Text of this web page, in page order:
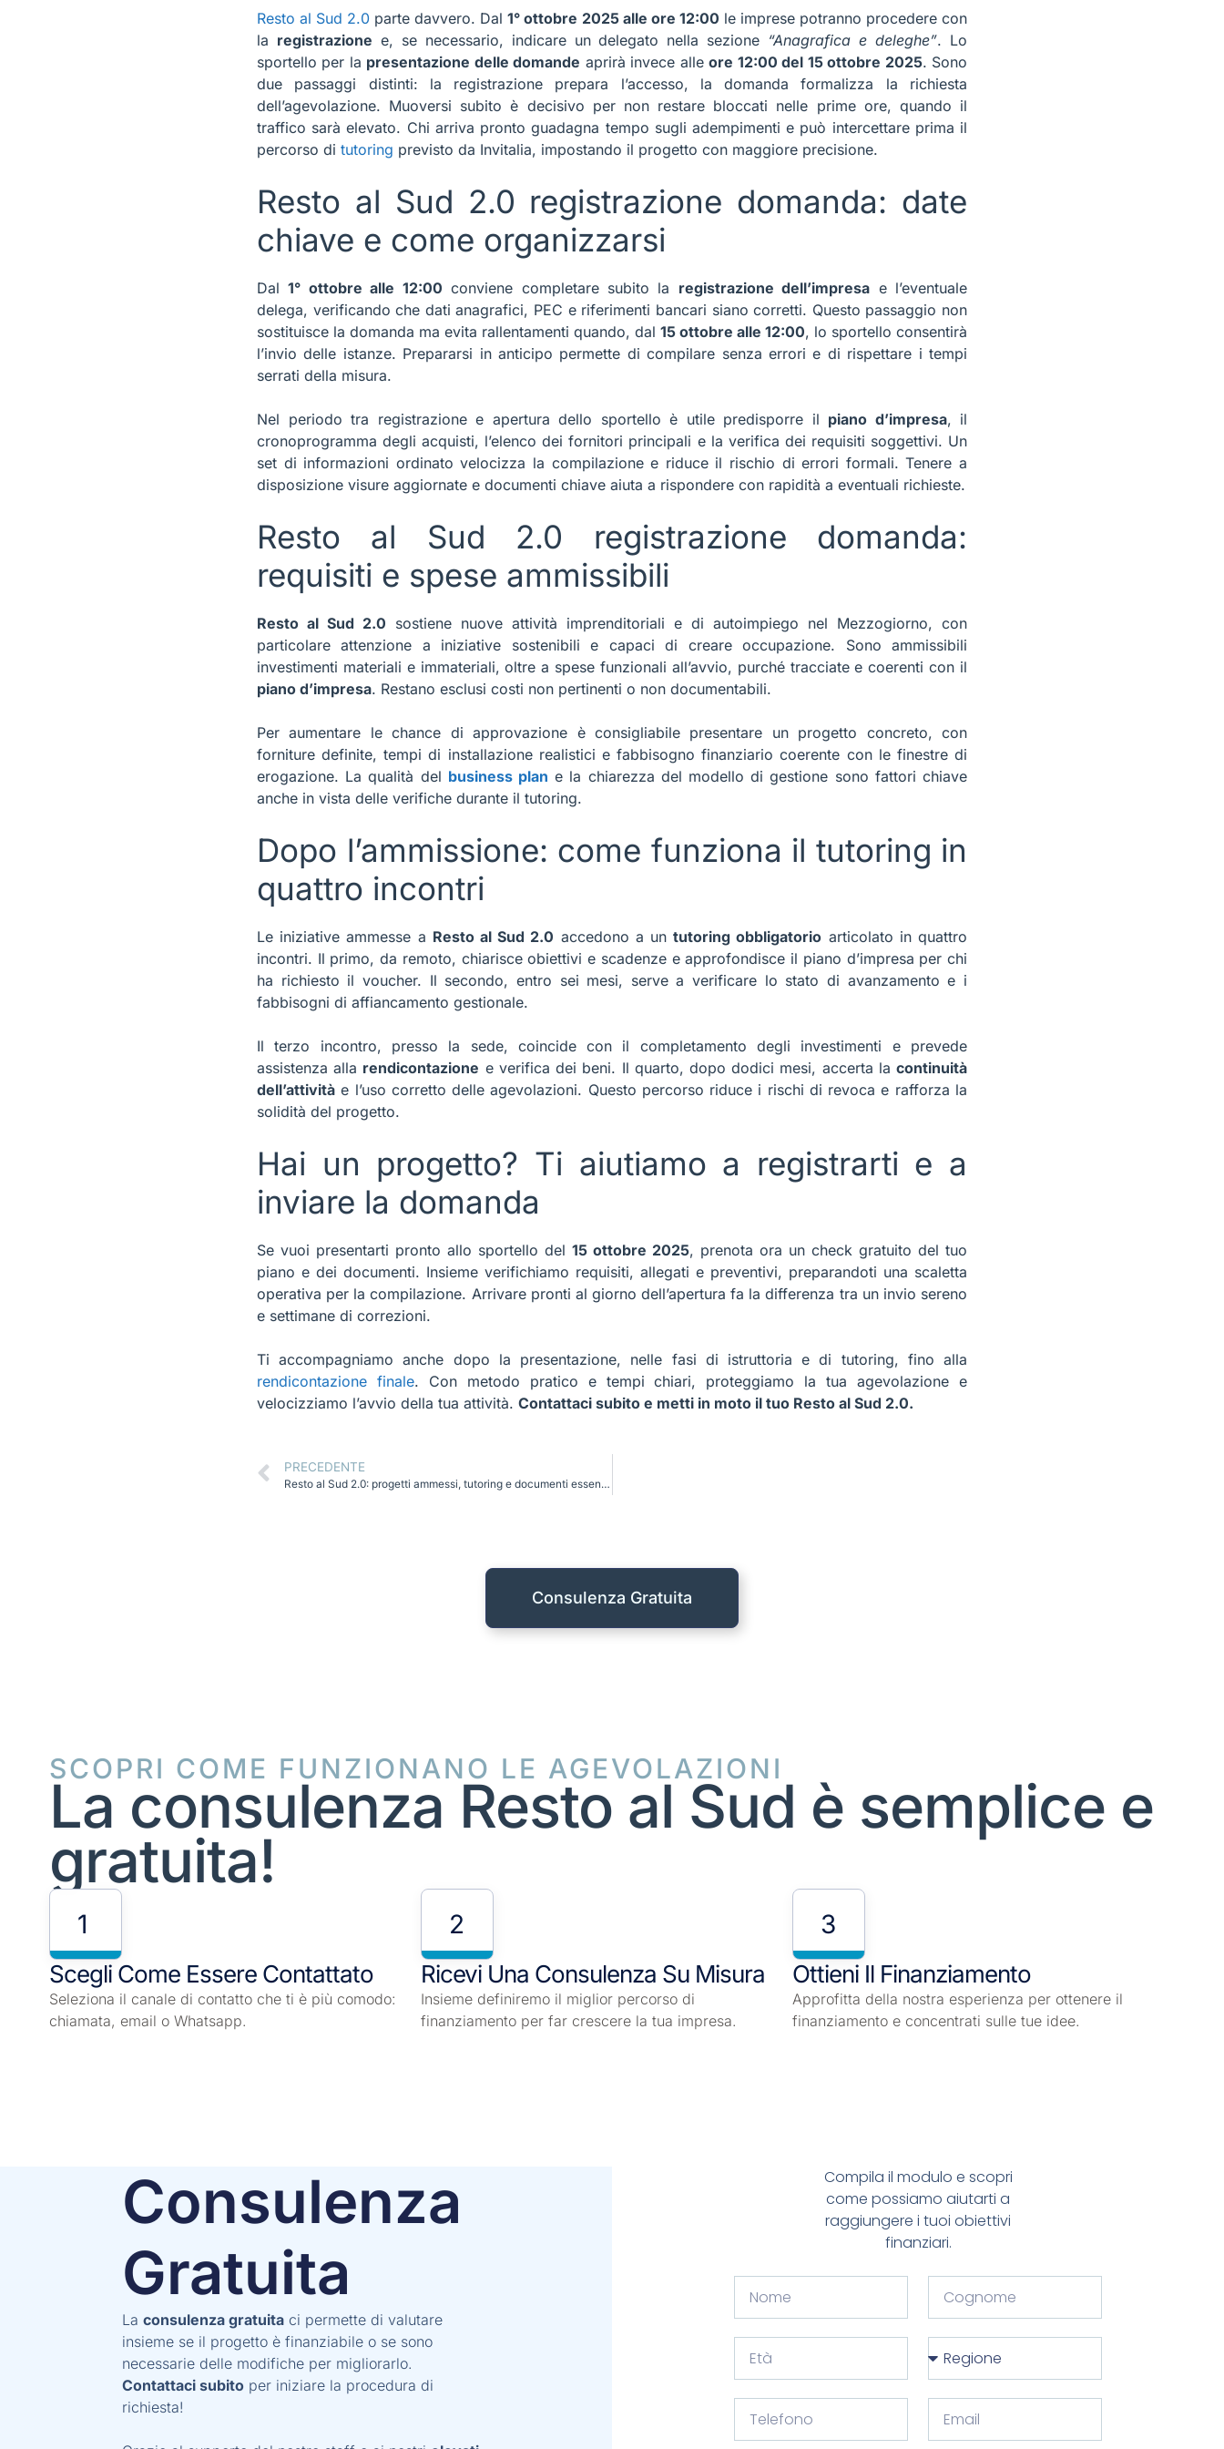
Resto al Sud 2.0 parte davvero. Dal1° ottobre 2025 alle ore 12:00 le imprese potranno procedere con
la registrazione e, se necessario, indicare un delegato nella sezione “Anagrafica e deleghe”. Lo
sportello per la presentazione delle domande aprirà invece alleore 12:00 del 15 ottobre 2025. Sono
due passaggi distinti: la registrazione prepara l’accesso, la domanda formalizza la richiesta
dell’agevolazione. Muoversi subito è decisivo per non restare bloccati nelle prime ore, quando il
traffico sarà elevato. Chi arriva pronto guadagna tempo sugli adempimenti e può intercettare prima il
percorso di tutoring previsto da Invitalia, impostando il progetto con maggiore precisione.
Resto al Sud 2.0 registrazione domanda: date
chiave e come organizzarsi
Dal1° ottobre alle 12:00 conviene completare subito la registrazione dell’impresa e l’eventuale
delega, verificando che dati anagrafici, PEC e riferimenti bancari siano corretti. Questo passaggio non
sostituisce la domanda ma evita rallentamenti quando, dal 15 ottobre alle 12:00, lo sportello consentirà
l’invio delle istanze. Prepararsi in anticipo permette di compilare senza errori e di rispettare i tempi
serrati della misura.
Nel periodo tra registrazione e apertura dello sportello è utile predisporre il piano d’impresa, il
cronoprogramma degli acquisti, l’elenco dei fornitori principali e la verifica dei requisiti soggettivi. Un
set di informazioni ordinato velocizza la compilazione e riduce il rischio di errori formali. Tenere a
disposizione visure aggiornate e documenti chiave aiuta a rispondere con rapidità a eventuali richieste.
Resto al Sud 2.0 registrazione domanda:
requisiti e spese ammissibili
Resto al Sud 2.0 sostiene nuove attività imprenditoriali e di autoimpiego nel Mezzogiorno, con
particolare attenzione a iniziative sostenibili e capaci di creare occupazione. Sono ammissibili
investimenti materiali e immateriali, oltre a spese funzionali all’avvio, purché tracciate e coerenti con il
piano d’impresa. Restano esclusi costi non pertinenti o non documentabili.
Per aumentare le chance di approvazione è consigliabile presentare un progetto concreto, con
forniture definite, tempi di installazione realistici e fabbisogno finanziario coerente con le finestre di
erogazione. La qualità del business plan e la chiarezza del modello di gestione sono fattori chiave
anche in vista delle verifiche durante il tutoring.
Dopo l’ammissione: come funziona il tutoring in
quattro incontri
Le iniziative ammesse a Resto al Sud 2.0 accedono a untutoring obbligatorio articolato in quattro
incontri. Il primo, da remoto, chiarisce obiettivi e scadenze e approfondisce il piano d’impresa per chi
ha richiesto il voucher. Il secondo, entro sei mesi, serve a verificare lo stato di avanzamento e i
fabbisogni di affiancamento gestionale.
Il terzo incontro, presso la sede, coincide con il completamento degli investimenti e prevede
assistenza alla rendicontazione e verifica dei beni. Il quarto, dopo dodici mesi, accerta lacontinuità
dell’attività e l’uso corretto delle agevolazioni. Questo percorso riduce i rischi di revoca e rafforza la
solidità del progetto.
Hai un progetto? Ti aiutiamo a registrarti e a
inviare la domanda
Se vuoi presentarti pronto allo sportello del 15 ottobre 2025, prenota ora un check gratuito del tuo
piano e dei documenti. Insieme verifichiamo requisiti, allegati e preventivi, preparandoti una scaletta
operativa per la compilazione. Arrivare pronti al giorno dell’apertura fa la differenza tra un invio sereno
e settimane di correzioni.
Ti accompagniamo anche dopo la presentazione, nelle fasi di istruttoria e di tutoring, fino alla
rendicontazione finale. Con metodo pratico e tempi chiari, proteggiamo la tua agevolazione e
velocizziamo l’avvio della tua attività. Contattaci subito e metti in moto il tuo Resto al Sud 2.0.
PRECEDENTE
Resto al Sud 2.0: progetti ammessi, tutoring e documenti essenziali
Consulenza Gratuita
SCOPRI COME FUNZIONANO LE AGEVOLAZIONI
La consulenza Resto al Sud è semplice e
gratuita!
1
Scegli Come Essere Contattato
Seleziona il canale di contatto che ti è più comodo:
chiamata, email o Whatsapp.
2
Ricevi Una Consulenza Su Misura
Insieme definiremo il miglior percorso di
finanziamento per far crescere la tua impresa.
3
Ottieni Il Finanziamento
Approfitta della nostra esperienza per ottenere il
finanziamento e concentrati sulle tue idee.
Consulenza
Gratuita
Laconsulenza gratuita ci permette di valutare
insieme se il progetto è finanziabile o se sono
necessarie delle modifiche per migliorarlo.
Contattaci subito per iniziare la procedura di
richiesta!
Compila il modulo e scopri
come possiamo aiutarti a
raggiungere i tuoi obiettivi
finanziari.